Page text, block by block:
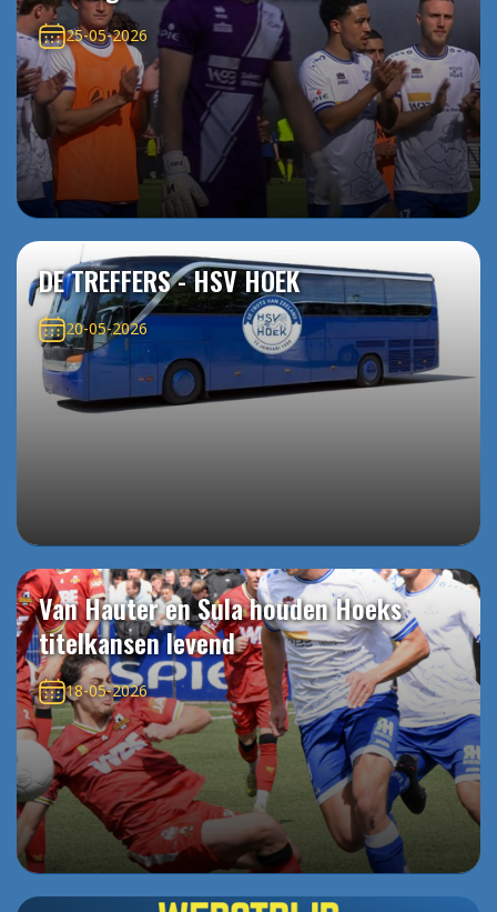
25-05-2026
DE TREFFERS - HSV HOEK
20-05-2026
Van Hauter en Sula houden Hoeks
titelkansen levend
18-05-2026